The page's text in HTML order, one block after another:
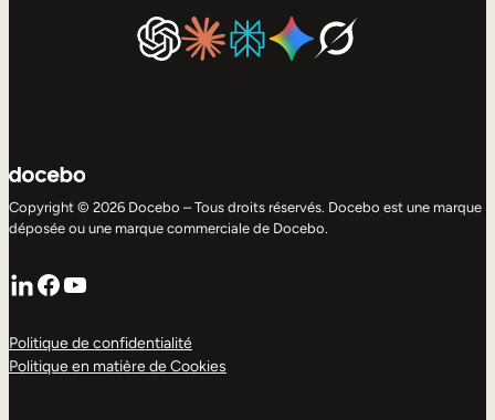
Copyright © 2026 Docebo – Tous droits réservés. Docebo est une marque
déposée ou une marque commerciale de Docebo.
LinkedIn
Facebook
YouTube
Politique de confidentialité
Politique en matière de Cookies